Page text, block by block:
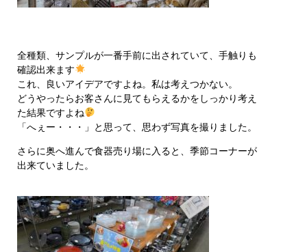
全種類、サンプルが一番手前に出されていて、手触りも
確認出来ます
これ、良いアイデアですよね。私は考えつかない。
どうやったらお客さんに見てもらえるかをしっかり考え
た結果ですよね
「へぇー・・・」と思って、思わず写真を撮りました。
さらに奥へ進んで食器売り場に入ると、季節コーナーが
出来ていました。